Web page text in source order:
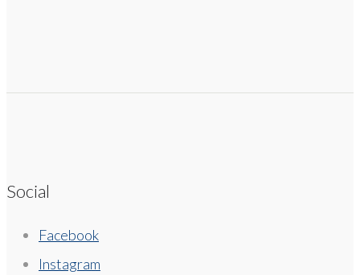
Social
Facebook
Instagram